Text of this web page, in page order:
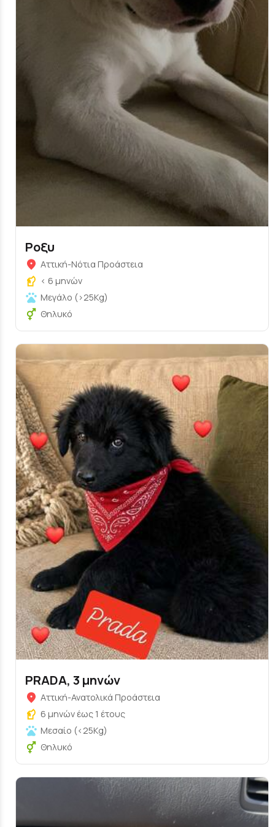
Ροξυ
Αττική-Νότια Προάστεια
< 6 μηνών
Μεγάλο (>25Kg)
Θηλυκό
PRADA, 3 μηνών
Αττική-Ανατολικά Προάστεια
6 μηνών έως 1 έτους
Μεσαίο (<25Kg)
Θηλυκό